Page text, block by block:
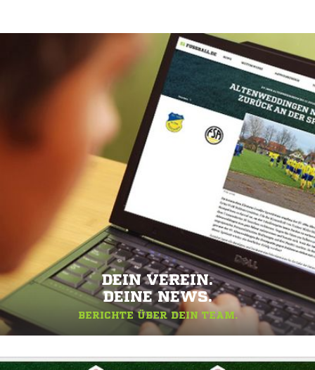
DEIN VEREIN.
DEINE NEWS.
BERICHTE ÜBER DEIN TEAM.